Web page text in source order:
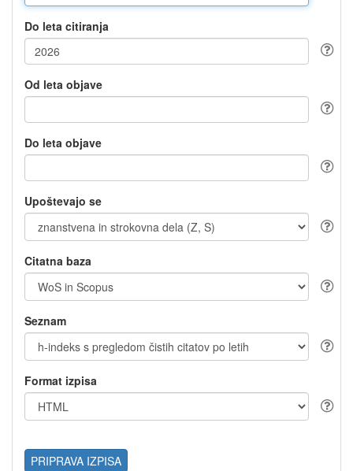
Do leta citiranja
Od leta objave
Do leta objave
Upoštevajo se
Citatna baza
Seznam
Format izpisa
PRIPRAVA IZPISA